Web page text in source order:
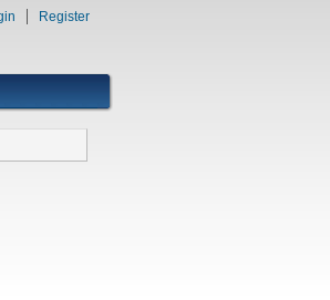
Register